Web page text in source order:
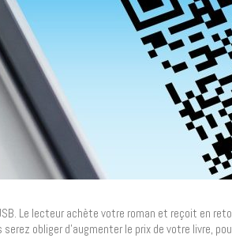
Le lecteur achète votre roman et reçoit en
obliger d’augmenter le prix de votre livre,